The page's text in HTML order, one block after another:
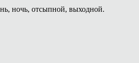
ночь, отсыпной, выходной.